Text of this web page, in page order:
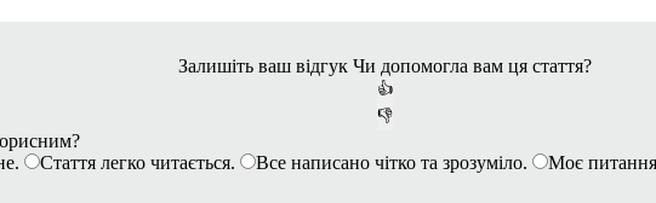
Залишіть ваш відгук Чи допомогла вам ця стаття?
👍
👎
Стаття легко читається. Все написано чітко та зрозуміло. Моє